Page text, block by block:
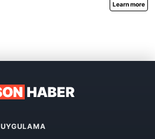
UYGULAMA